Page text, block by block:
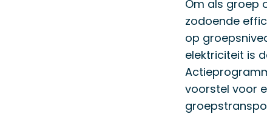
Om als groep
zodoende
op
elektriciteit is
voorstel voor